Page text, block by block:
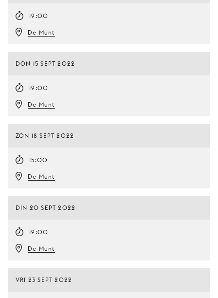
19:00
De Munt
DON 15 SEPT 2022
19:00
De Munt
ZON 18 SEPT 2022
15:00
De Munt
DIN 20 SEPT 2022
19:00
De Munt
VRI 23 SEPT 2022